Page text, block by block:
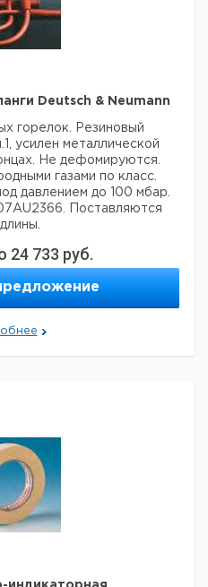
Deutsch & Neumann
горелок. Резиновый
усилен металлической
Не дефомируются.
газами по класс.
давлением до 100 мбар.
Поставляются
с
Цена с
НДС,
руб
Срок
то, что минимальный
300 евро с ндс.
24 733 руб.